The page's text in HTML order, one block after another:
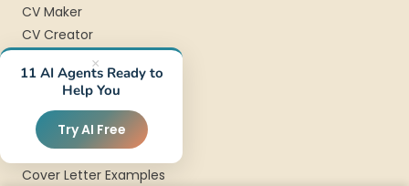
CV Maker
CV Creator
Arabic Resume
COVER LETTER
Cover Letter Builder
Cover Letter Maker
Cover Letter Examples
×
11 AI Agents Ready to
Help You
Try AI Free